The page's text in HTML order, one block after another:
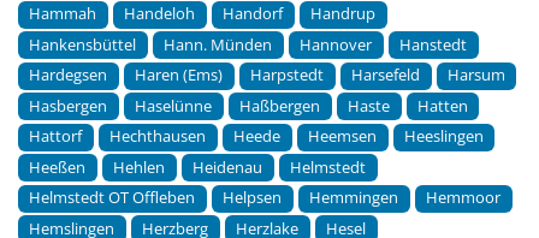
Hammah
Handeloh Handorf
Handrup
Hankensbüttel
Hann. Münden Hannover
Hanstedt
Hardegsen
Haren (Ems) Harpstedt Harsefeld
Harsum
Hasbergen
Haselünne Haßbergen Haste
Hatten
Hattorf
Hechthausen Heede Heemsen
Heeslingen
Heeßen
Hehlen Heidenau
Helmstedt
Helmstedt OT Offleben
Helpsen Hemmingen
Hemmoor
Hemslingen
Herzberg Herzlake Hesel